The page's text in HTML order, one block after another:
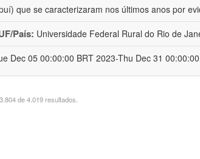
que se caracterizaram nos últimos anos por
País: Universidade Federal Rural do Rio de
Dec 05 00:00:00 BRT 2023-Thu Dec 31
de 4.019 resultados.